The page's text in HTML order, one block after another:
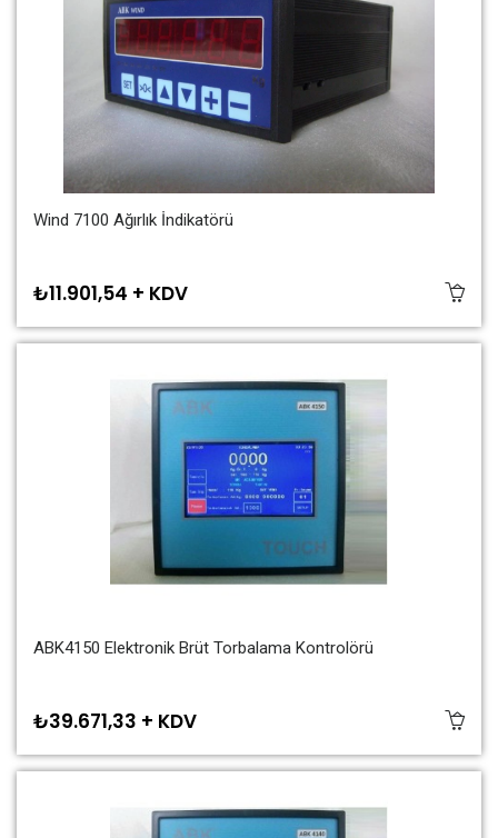
Wind 7100 Ağırlık İndikatörü
₺11.901,54 + KDV
ABK4150 Elektronik Brüt Torbalama Kontrolörü
₺39.671,33 + KDV